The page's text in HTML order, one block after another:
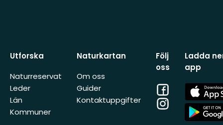
Utforska
Naturreservat
Leder
Län
Kommuner
Naturkartan
Om oss
Guider
Kontaktuppgifter
Följ
oss
Facebook
Instagram
Ladda
app
App
Store
App
Store